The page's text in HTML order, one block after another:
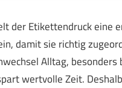
der Etikettendruck eine
damit sie richtig
Alltag,
wertvolle Zeit.